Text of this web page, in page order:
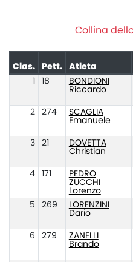
Collina
Clas. Pett. Atleta
18
BONDIONI
Riccardo
2
274
SCAGLIA
Emanuele
3
21
DOVETTA
Christian
4
171
PEDRO
ZUCCHI
Lorenzo
5 269
LORENZINI
Dario
6
279
ZANELLI
Brando